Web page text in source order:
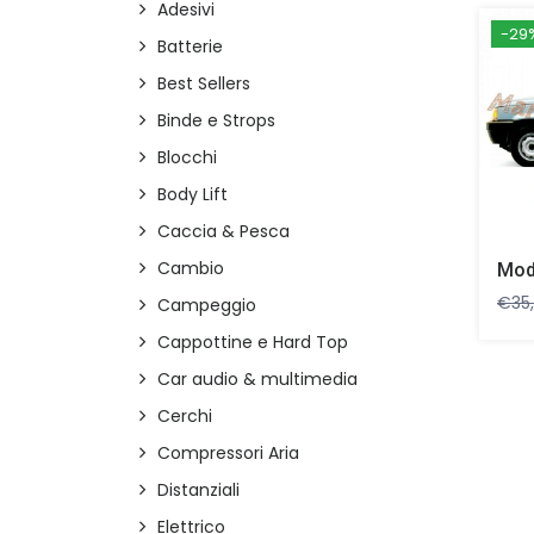
-
€
Adesivi
Batterie
Best Sellers
Binde e Strops
Blocchi
Body Lift
Caccia & Pesca
Cambio
Campeggio
Cappottine e Hard Top
Car audio & multimedia
Cerchi
Compressori Aria
Distanziali
Elettrico